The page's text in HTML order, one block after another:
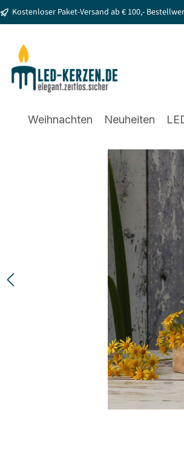
Zur Hauptnavigation
Kostenloser Paket-Versand ab € 100,-
Weihnachten Neuheiten
Bildergalerie überspringen